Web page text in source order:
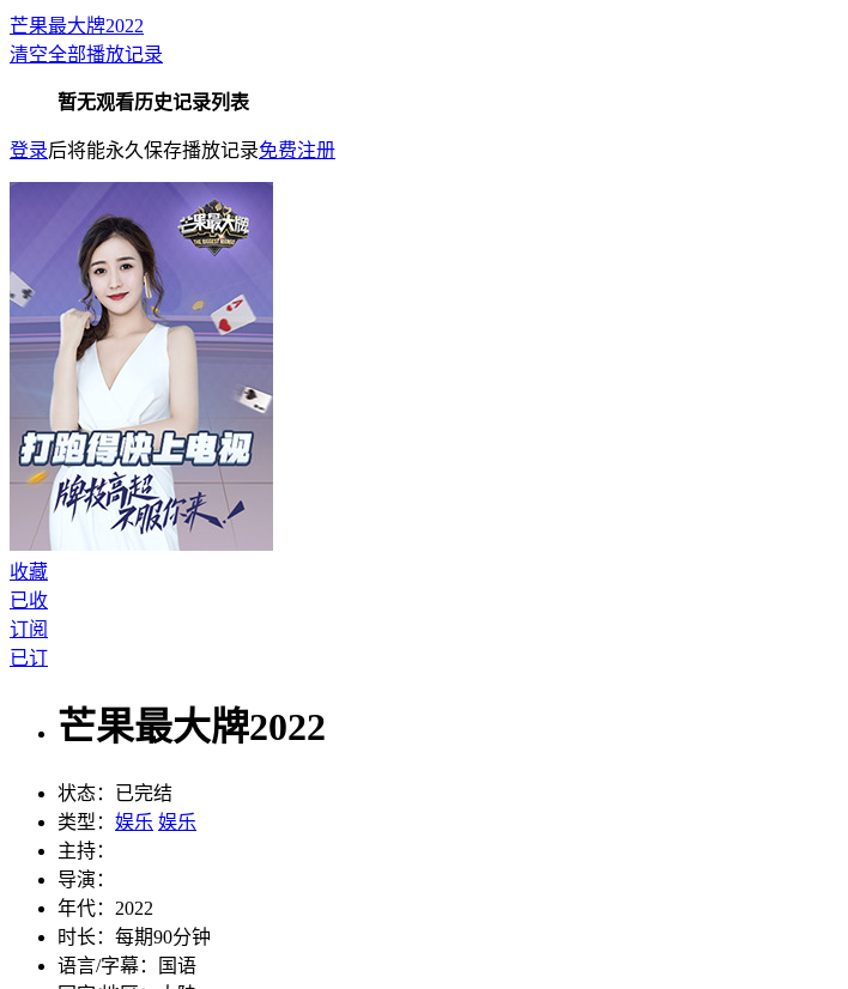
芒果最大牌2022
清空全部播放记录
暂无观看历史记录列表
登录后将能永久保存播放记录免费注册
收藏
已收
订阅
已订
芒果最大牌2022
状态： 已完结
类型： 娱乐 娱乐
主持：
导演：
年代： 2022
时长： 每期90分钟
语言/字幕：
国语